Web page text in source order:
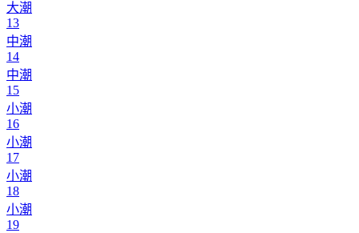
大潮
13
中潮
14
中潮
15
小潮
16
小潮
17
小潮
18
小潮
19